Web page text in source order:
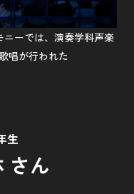
ニーでは、演奏学科声楽
唱が行われた
生
さん